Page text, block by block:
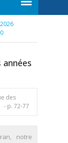
des
- p. 72-77
notre